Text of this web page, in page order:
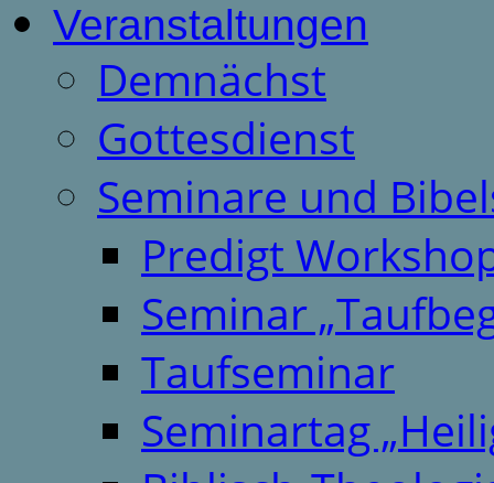
Veranstaltungen
Demnächst
Gottesdienst
Seminare und
Predigt
Seminar
Taufseminar
Seminartag